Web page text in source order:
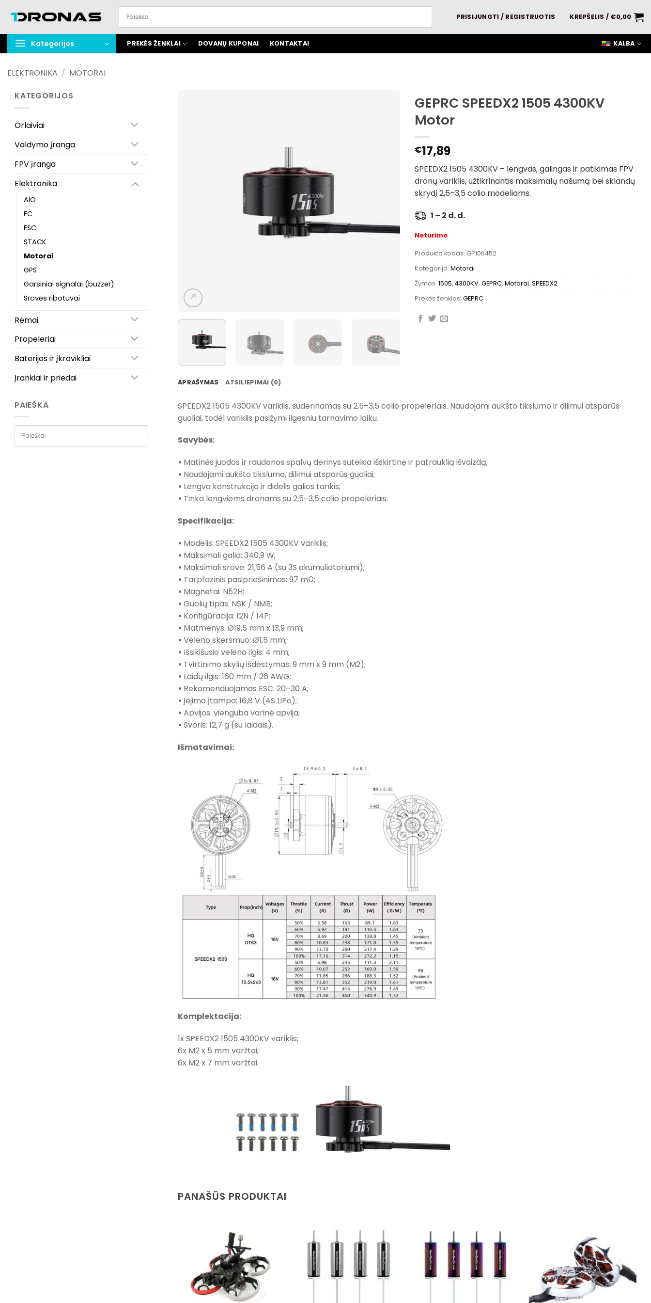
turinį
PRISIJUNGTI / REGISTRUOTIS KREPŠELIS / €0,00
Kategorijos PREKĖS ŽENKLAI DOVANŲ KUPONAI KONTAKTAI KALBA
ELEKTRONIKA / MOTORAI
KATEGORIJOS
Orlaiviai
Valdymo įranga
FPV įranga
Elektronika
AIO
FC
ESC
STACK
Motorai
GPS
Garsiniai signalai (buzzer)
Srovės ribotuvai
Rėmai
Propeleriai
Baterijos ir įkrovikliai
Įrankiai ir priedai
PAIEŠKA
GEPRC SPEEDX2 1505 4300KV
Motor
€17,89
SPEEDX2 1505 4300KV – lengvas, galingas ir patikimas FPV
dronų variklis, užtikrinantis maksimalų našumą bei sklandų
skrydį 2,5–3,5 colio modeliams.
1 – 2 d. d.
Neturime
Produkto kodas: GP106452
Kategorija: Motorai
Žymos: 1505, 4300KV, GEPRC, Motorai, SPEEDX2
Prekės ženklas: GEPRC
APRAŠYMAS ATSILIEPIMAI (0)
SPEEDX2 1505 4300KV variklis, suderinamas su 2,5–3,5 colio propeleriais. Naudojami aukšto tikslumo ir dilimui atsparūs
guoliai, todėl variklis pasižymi ilgesniu tarnavimo laiku.
Savybės:
• Matinės juodos ir raudonos spalvų derinys suteikia išskirtinę ir patrauklią išvaizdą;
• Naudojami aukšto tikslumo, dilimui atsparūs guoliai;
• Lengva konstrukcija ir didelis galios tankis;
• Tinka lengviems dronams su 2,5–3,5 colio propeleriais.
Specifikacija:
• Modelis: SPEEDX2 1505 4300KV variklis;
• Maksimali galia: 340,9 W;
• Maksimali srovė: 21,56 A (su 3S akumuliatoriumi);
• Tarpfazinis pasipriešinimas: 97 mΩ;
• Magnetai: N52H;
• Guolių tipas: NSK / NMB;
• Konfigūracija: 12N / 14P;
• Matmenys: Ø19,5 mm x 13,9 mm;
• Veleno skersmuo: Ø1,5 mm;
• Išsikišusio veleno ilgis: 4 mm;
• Tvirtinimo skylių išdėstymas: 9 mm x 9 mm (M2);
• Laidų ilgis: 160 mm / 26 AWG;
• Rekomenduojamas ESC: 20–30 A;
• Įėjimo įtampa: 16,8 V (4S LiPo);
• Apvijos: vienguba varinė apvija;
• Svoris: 12,7 g (su laidais).
Išmatavimai:
Komplektacija:
1x SPEEDX2 1505 4300KV variklis;
6x M2 x 5 mm varžtai;
6x M2 x 7 mm varžtai.
PANAŠŪS PRODUKTAI